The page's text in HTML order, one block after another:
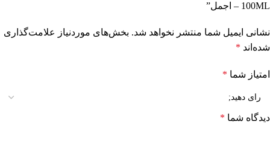
100ML – اجمل”
نشانی ایمیل شما منتشر نخواهد شد. بخش‌های موردنیاز علامت‌گذاری
شده‌اند *
امتیاز شما *
دیدگاه شما *